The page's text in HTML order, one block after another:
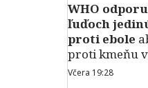
WHO
ľuďoch
proti ebole
proti kmeňu
Včera 19:28